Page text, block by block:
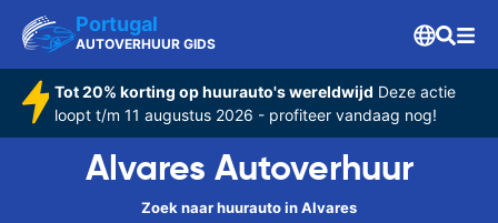
Portugal
AUTOVERHUUR GIDS
Tot 20% korting op huurauto's wereldwijd Deze actie
loopt t/m 11 augustus 2026 - profiteer vandaag nog!
Alvares Autoverhuur
Zoek naar huurauto in Alvares